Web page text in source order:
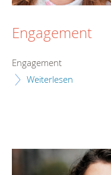
Engagement
Engagement
Weiterlesen